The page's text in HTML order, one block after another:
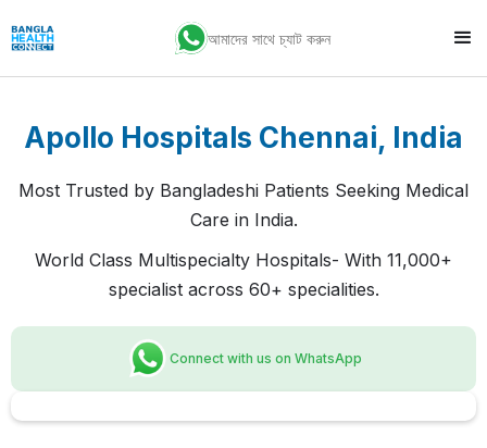
আমাদের সাথে চ্যাট করুন
Apollo Hospitals Chennai, India
Most Trusted by Bangladeshi Patients Seeking Medical
Care in India.
World Class Multispecialty Hospitals- With 11,000+
specialist across 60+ specialities.
Connect with us on WhatsApp